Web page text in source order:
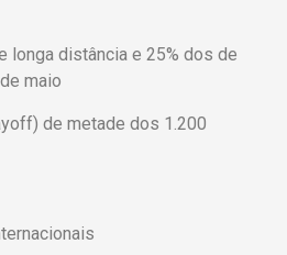
longa distância e 25% dos de
maio
de metade dos 1.200